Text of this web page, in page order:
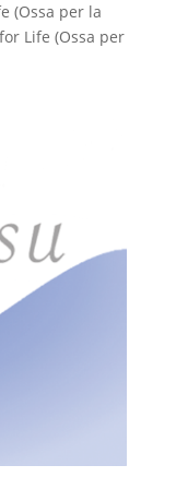
(Ossa per la
Life (Ossa per